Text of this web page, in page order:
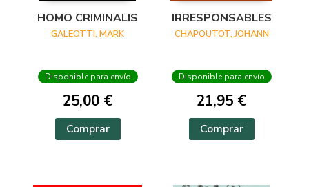
HOMO CRIMINALIS
GALEOTTI, MARK
Disponible para envío
25,00 €
Comprar
IRRESPONSABLES
CHAPOUTOT, JOHANN
Disponible para envío
21,95 €
Comprar